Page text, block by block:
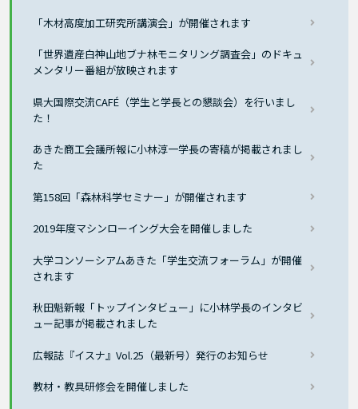
「木材高度加工研究所講演会」が開催されます
「世界遺産白神山地ブナ林モニタリング調査会」のドキュ
メンタリー番組が放映されます
県大国際交流CAFÉ（学生と学長との懇談会）を行いまし
た！
あきた商工会議所報に小林淳一学長の寄稿が掲載されまし
た
第158回「森林科学セミナー」が開催されます
2019年度マシンローイング大会を開催しました
大学コンソーシアムあきた「学生交流フォーラム」が開催
されます
秋田魁新報「トップインタビュー」に小林学長のインタビ
ュー記事が掲載されました
広報誌『イスナ』Vol.25（最新号）発行のお知らせ
教材・教具研修会を開催しました